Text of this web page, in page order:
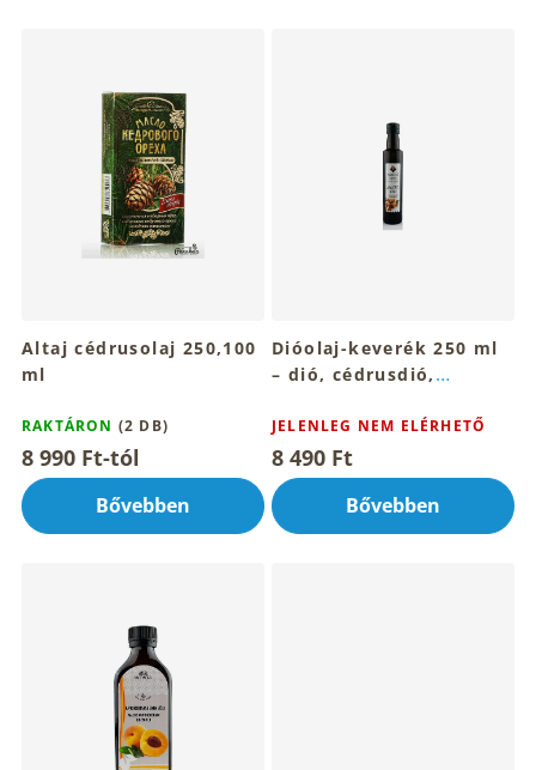
Altaj cédrusolaj 250,100
ml
RAKTÁRON (2 DB)
8 990 Ft-tól
Bővebben
Dióolaj-keverék 250 ml
– dió, cédrusdió,
mogyoró keveréke
JELENLEG NEM ELÉRHETŐ
8 490 Ft
Bővebben